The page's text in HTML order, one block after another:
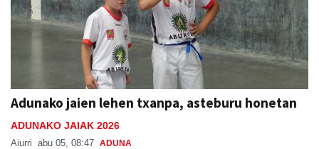
Adunako jaien lehen txanpa, asteburu honetan
ADUNAKO JAIAK 2026
Aiurri abu 05, 08:47 ADUNA